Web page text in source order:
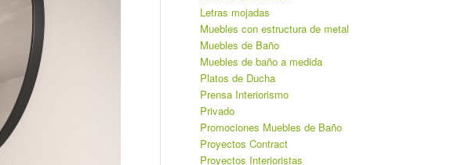
Letras mojadas
Muebles con estructura de metal
Muebles de Baño
Muebles de baño a medida
Platos de Ducha
Prensa Interiorismo
Privado
Promociones Muebles de Baño
Proyectos Contract
Proyectos Interioristas